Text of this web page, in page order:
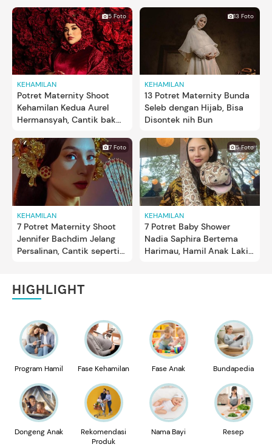
5 Foto
KEHAMILAN
Potret Maternity Shoot
Kehamilan Kedua Aurel
Hermansyah, Cantik bak
13 Foto
KEHAMILAN
13 Potret Maternity Bunda
Seleb dengan Hijab, Bisa
Disontek nih Bun
7 Foto
KEHAMILAN
7 Potret Maternity Shoot
Jennifer Bachdim Jelang
Persalinan, Cantik seperti
5 Foto
KEHAMILAN
7 Potret Baby Shower
Nadia Saphira Bertema
Harimau, Hamil Anak Laki-
HIGHLIGHT
Program Hamil Fase Kehamilan Fase Anak Bundapedia
Dongeng Anak
Rekomendasi
Produk
Nama Bayi Resep